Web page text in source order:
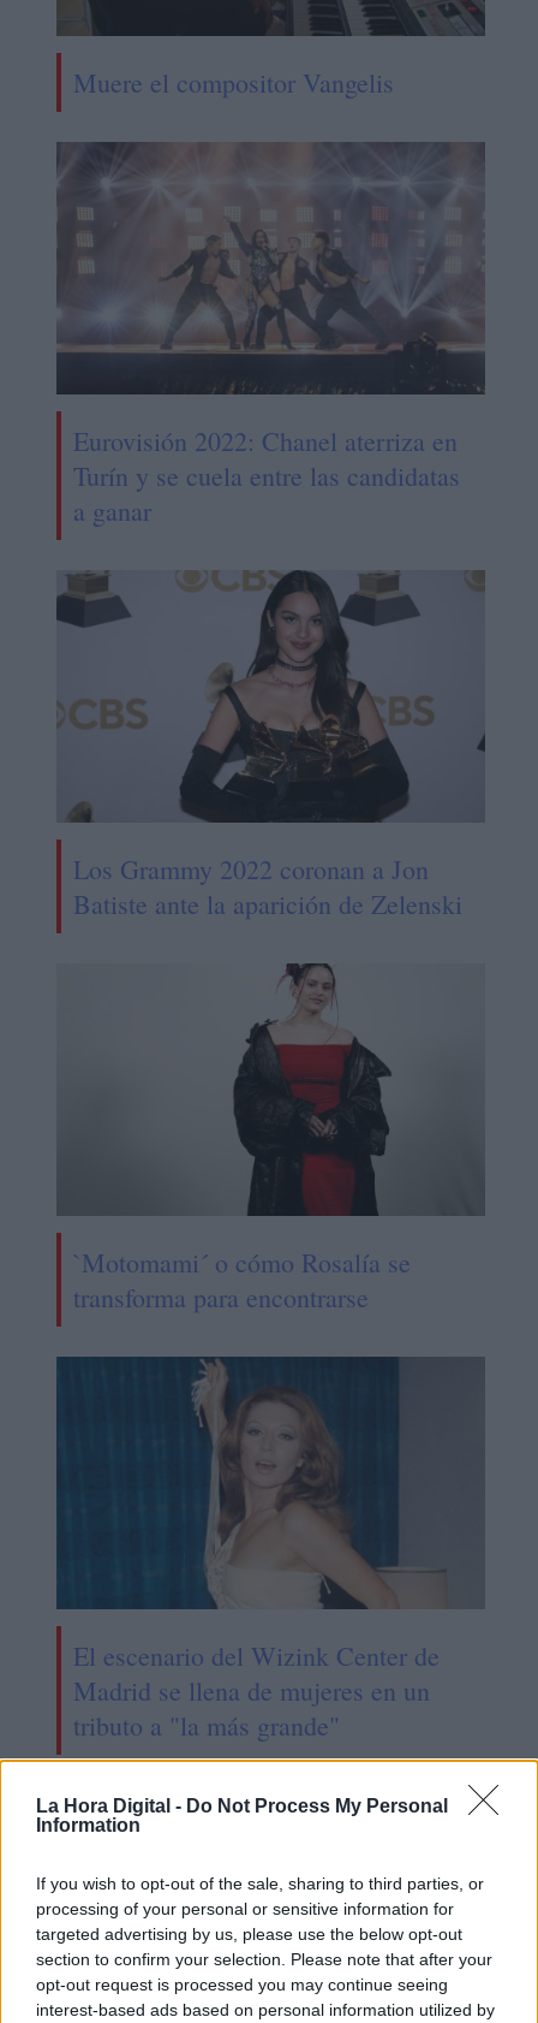
La Hora Digital - Do Not Process My Personal
Information
If you wish to opt-out of the sale, sharing to third parties, or
processing of your personal or sensitive information for
targeted advertising by us, please use the below opt-out
section to confirm your selection. Please note that after your
opt-out request is processed you may continue seeing
interest-based ads based on personal information utilized by
Muere el compositor Vangelis
Eurovisión 2022: Chanel aterriza en
Turín y se cuela entre las candidatas
a ganar
Los Grammy 2022 coronan a Jon
Batiste ante la aparición de Zelenski
`Motomami´ o cómo Rosalía se
transforma para encontrarse
El escenario del Wizink Center de
Madrid se llena de mujeres en un
tributo a "la más grande"
OPINIONES DIVERSAS
¿La ciudadanía de Occidente
es consciente del riesgo de
una tercera guerra mundial?
Por Álvaro Frutos Rosado y Gabinete
Geopolítica de Crisis